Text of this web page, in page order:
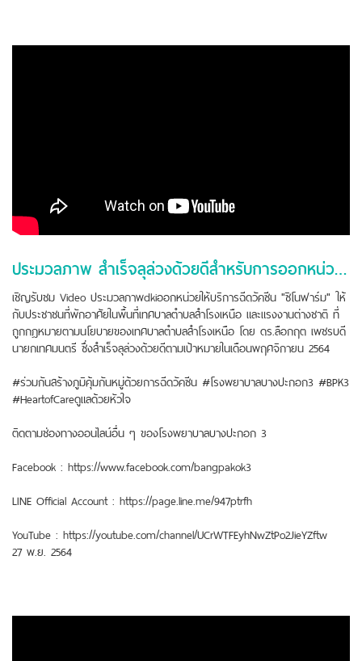
ประมวลภาพ สำเร็จลุล่วงด้วยดีสำหรับการออกหน่วยฉีดวัคซีนให้กับเทศบาลสำโรงเหนือ
เชิญรับชม Video ประมวลภาพdkiออกหน่วยให้บริการฉีดวัคซีน "ซิโนฟาร์ม" ให้
กับประชาชนที่พักอาศัยในพื้นที่เทศบาลตำบลสำโรงเหนือ และแรงงานต่างชาติ ที่
ถูกกฎหมายตามนโยบายของเทศบาลตำบลสำโรงเหนือ โดย ดร.ลือกฤต เพชรบดี
นายกเทศมนตรี ซึ่งสำเร็จลุล่วงด้วยดีตามเป้าหมายในเดือนพฤศจิกายน 2564
#ร่วมกันสร้างภูมิคุ้มกันหมู่ด้วยการฉีดวัคซีน #โรงพยาบาลบางปะกอก3 #BPK3
#HeartofCareดูแลด้วยหัวใจ
ติดตามช่องทางออนไลน์อื่น ๆ ของโรงพยาบาลบางปะกอก 3
Facebook : https://www.facebook.com/bangpakok3
LINE Official Account : https://page.line.me/947ptrfh
YouTube : https://youtube.com/channel/UCrWTFEyhNwZtPo2JieYZftw
27 พ.ย. 2564